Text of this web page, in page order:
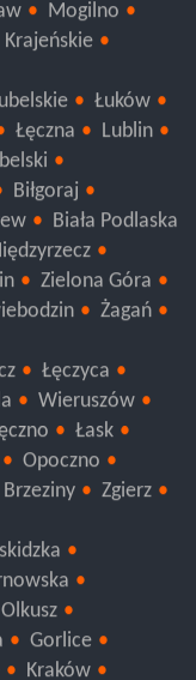
Lipno
Mogilno
Łuków
Łęczna
Biłgoraj
Biała Podlaska
Zielona Góra
Łęczyca
Wieruszów
Łask
Opoczno
Olkusz
Gorlice